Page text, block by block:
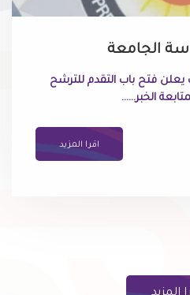
الجامعة
فتح باب التقدم للترشح
اقرا المزيد